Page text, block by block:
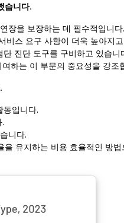
습니다.
장을 보장하는 데 필수적입니다.
비스 요구 사항이 더욱 높아지
진단 도구를 구비하고 있습니
하는 이 부문의 중요성을 강조
입니다.
니다.
유지하는 비용 효율적인 방